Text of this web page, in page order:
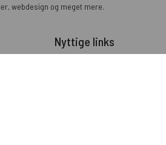
webdesign og meget mere.
Nyttige links